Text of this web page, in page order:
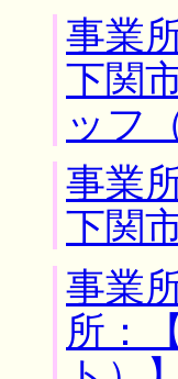
事業
下関
ッフ
事業
下関
事業
所：